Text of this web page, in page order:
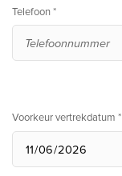
Telefoon *
Voorkeur vertrekdatum *